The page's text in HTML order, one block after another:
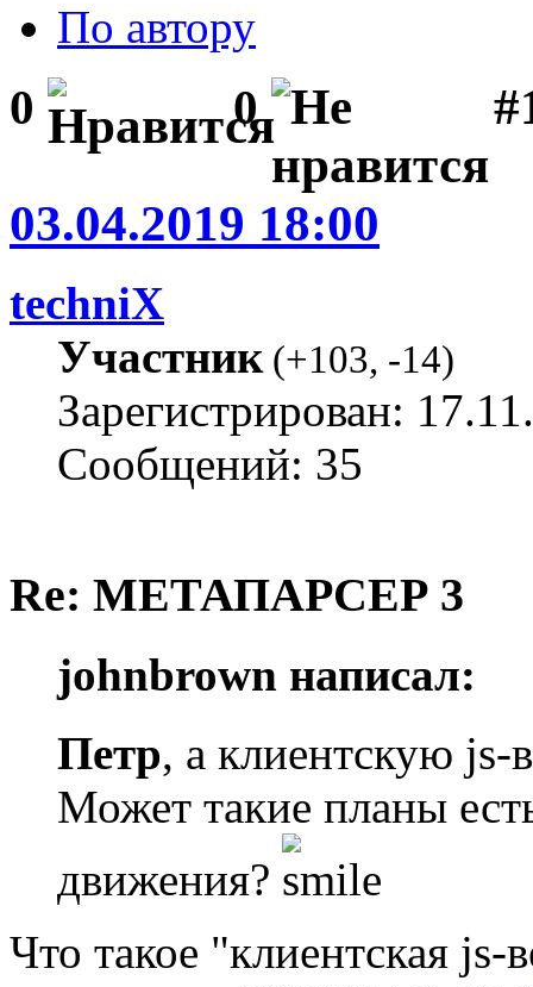
По автору
0 0
03.04.2019 18:00
techniX
Участник(+103, -14)
Зарегистрирован:
Сообщений: 35
Re: МЕТАПАРСЕР 3
johnbrown написал:
Петр, а клиентскую js-
Может такие планы
движения?
Что такое "клиентская js-